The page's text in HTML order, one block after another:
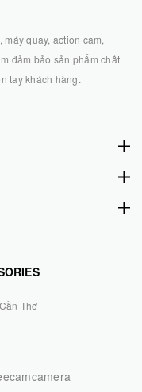
đảm bảo sản phẩm chất
tay khách hàng.